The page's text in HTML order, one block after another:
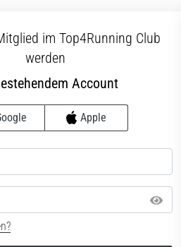
im Top4Running Club
werden
Account
Apple